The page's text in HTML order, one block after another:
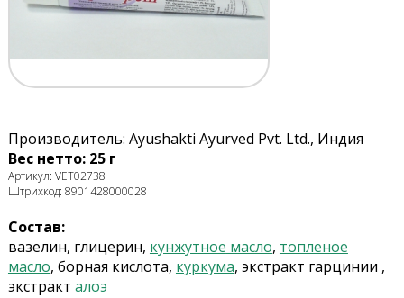
Производитель: Ayushakti Ayurved Pvt. Ltd., Индия
Вес нетто: 25 г
Артикул: VET02738
Штрихкод: 8901428000028
Состав:
вазелин, глицерин, кунжутное масло, топленое
масло, борная кислота, куркума, экстракт гарцинии ,
экстракт алоэ